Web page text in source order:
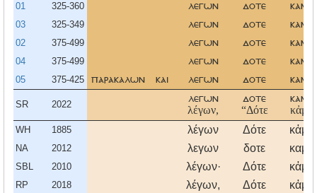
01 325-360 λεγων δοτε καμοι
03 325-349 λεγων δοτε καμοι
02 375-499 λεγων δοτε καμοι
04 375-499 λεγων δοτε καμοι
05 375-425 παρακαλων και λεγων δοτε καμοι
SR 2022
λεγων
λέγων,
δοτε
“Δότε
καμοι
κἀμοὶ
WH 1885 λέγων Δότε κἀμοὶ
NA 2012 λεγων δοτε καμοι
SBL 2010 λέγων· Δότε κἀμοὶ
RP 2018 λέγων, Δότε κἀμοὶ